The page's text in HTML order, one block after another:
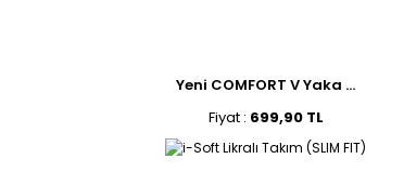
Yeni COMFORT V Yaka ...
Fiyat : 699,90 TL